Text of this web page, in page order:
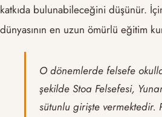
katkıda bulunabileceğini düşünür.
dünyasının en uzun ömürlü eğitim
O dönemlerde felsefe
şekilde Stoa Felsefesi,
sütunlu girişte vermektedir.